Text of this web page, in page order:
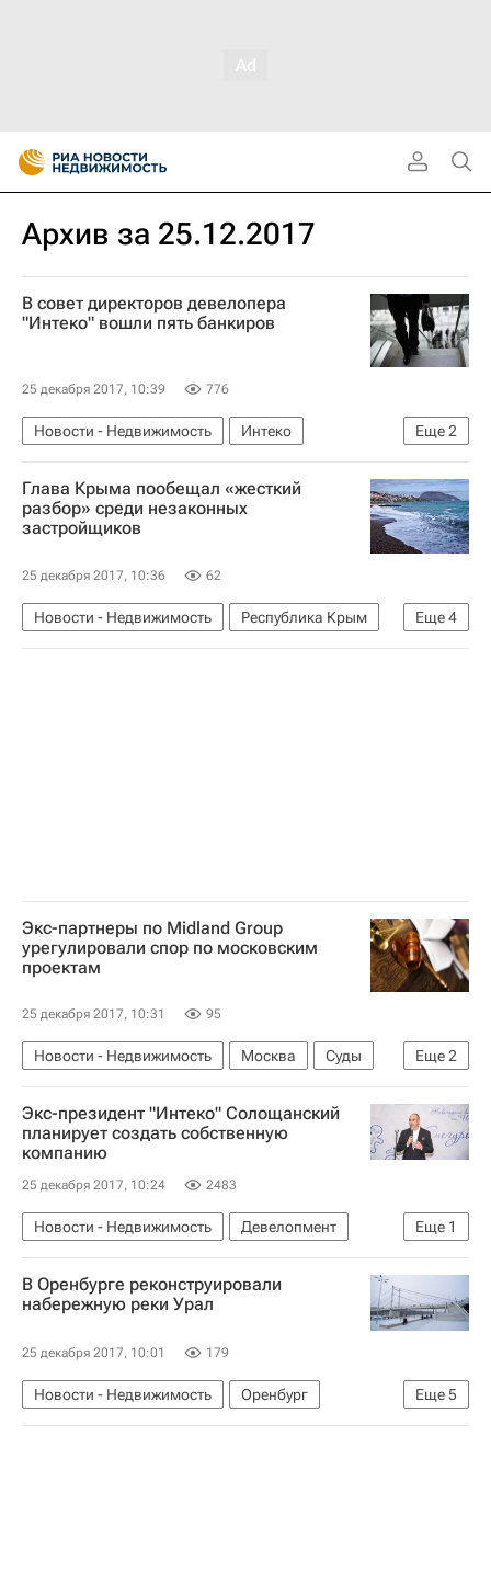
Архив за 25.12.2017
В совет директоров девелопера
"Интеко" вошли пять банкиров
25 декабря 2017, 10:39 776
Еще2
Новости - Недвижимость
Интеко
Назначения
Россия
Глава Крыма пообещал «жесткий
разбор» среди незаконных
застройщиков
25 декабря 2017, 10:36 62
Еще4
Новости - Недвижимость
Республика Крым
Сергей Аксенов (политик)
Самострой
Экс-партнеры по Midland Group
урегулировали спор по московским
проектам
25 декабря 2017, 10:31 95
Еще2
Новости - Недвижимость Москва
Суды
Недвижимость
Россия
Экс-президент "Интеко" Солощанский
планирует создать собственную
компанию
25 декабря 2017, 10:24 2483
Еще 1
Новости - Недвижимость
Девелопмент
Россия
В Оренбурге реконструировали
набережную реки Урал
25 декабря 2017, 10:01 179
Еще5
Новости - Недвижимость
Оренбург
КБ "Стрелка"
Реконструкция
Набережные